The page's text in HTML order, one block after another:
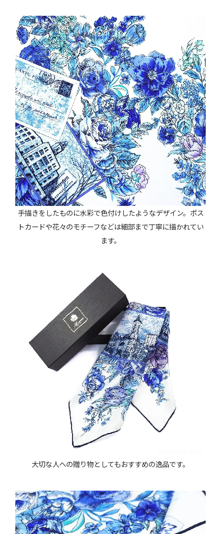
手描きをしたものに水彩で色付けしたようなデザイン。ポス
トカードや花々のモチーフなどは細部まで丁寧に描かれてい
ます。
大切な人への贈り物としてもおすすめの逸品です。